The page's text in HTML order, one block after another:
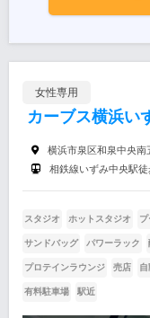
女性専用
カーブス横浜い
横浜市泉区和泉中央
相鉄線いずみ中央駅
スタジオ ホットスタジオ
サンドバッグ パワーラック
プロテインラウンジ 売店
有料駐車場 駅近